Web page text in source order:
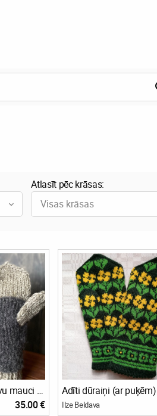
Atlasīt pēc krāsas:
Visas krāsas
Dūrainis ar dekoratīvu mauci papildus siltumam
35.00 €
Adīti dūraiņi (ar puķēm)
Ilze Beldava